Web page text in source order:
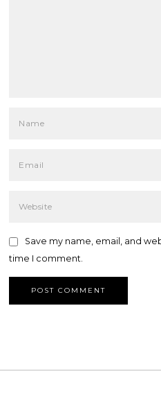
Save my name, email, and
time I comment.